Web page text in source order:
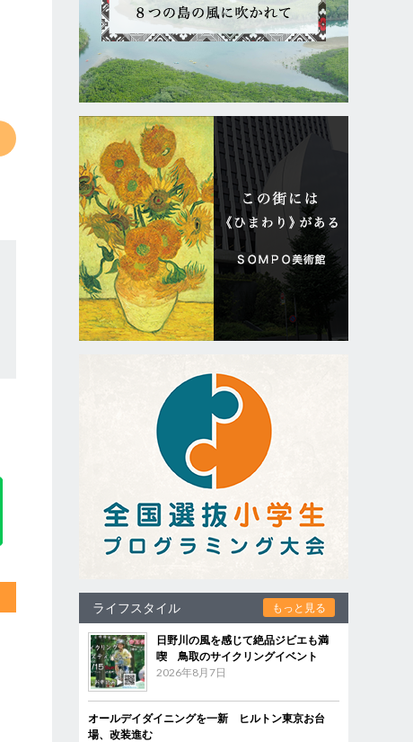
ライフスタイル もっと見る
日野川の風を感じて絶品ジビエも満
喫 鳥取のサイクリングイベント
2026年8月7日
オールデイダイニングを一新 ヒルトン東京お台
場、改装進む